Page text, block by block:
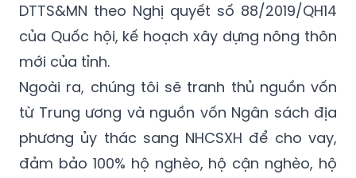
DTTS&MN theo Nghị quyết số 88/2019/QH14
của Quốc hội, kế hoạch xây dựng nông thôn
mới của tỉnh.
Ngoài ra, chúng tôi sẽ tranh thủ nguồn vốn
từ Trung ương và nguồn vốn Ngân sách địa
phương ủy thác sang NHCSXH để cho vay,
đảm bảo 100% hộ nghèo, hộ cận nghèo, hộ